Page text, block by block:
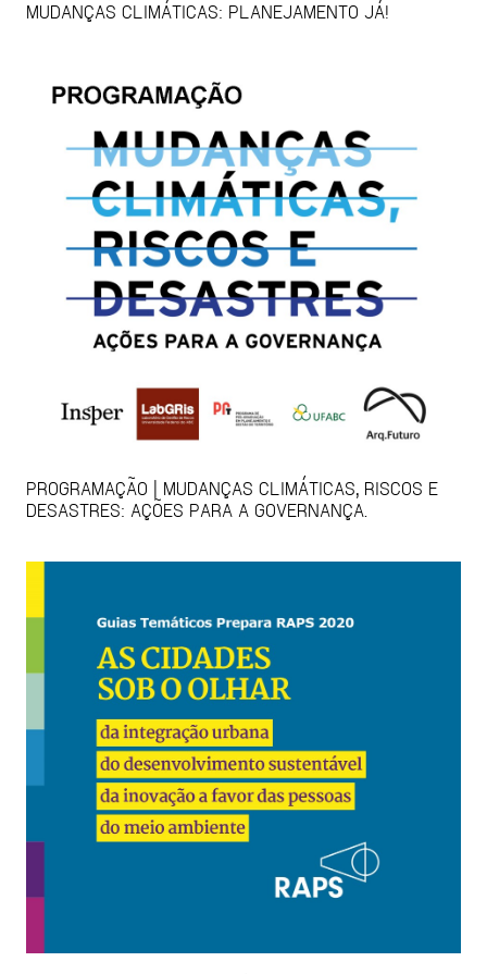
MUDANÇAS CLIMÁTICAS: PLANEJAMENTO JÁ!
PROGRAMAÇÃO | MUDANÇAS CLIMÁTICAS, RISCOS E
DESASTRES: AÇÕES PARA A GOVERNANÇA.